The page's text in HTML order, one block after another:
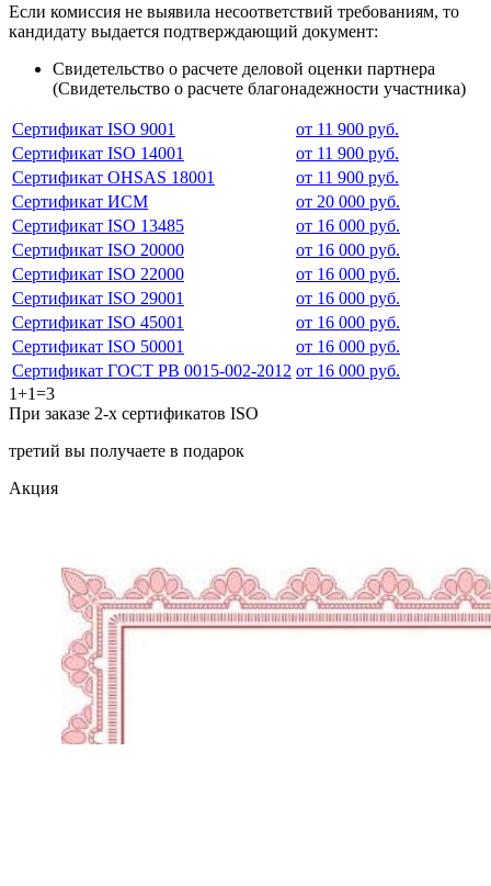
Если комиссия не выявила несоответствий требованиям, то
кандидату выдается подтверждающий документ:
Свидетельство о расчете деловой оценки партнера
(Свидетельство о расчете благонадежности участника)
Сертификат ISO 9001
от 11 900 руб.
Сертификат ISO 14001
от 11 900 руб.
Сертификат OHSAS 18001
от 11 900 руб.
Сертификат ИСМ
от 20 000 руб.
Сертификат ISO 13485
от 16 000 руб.
Сертификат ISO 20000
от 16 000 руб.
Сертификат ISO 22000
от 16 000 руб.
Сертификат ISO 29001
от 16 000 руб.
Сертификат ISO 45001
от 16 000 руб.
Сертификат ISO 50001
от 16 000 руб.
Сертификат ГОСТ РВ 0015-002-2012 от 16 000 руб.
1+1=3
При заказе 2-х сертификатов ISO
третий вы получаете в подарок
Акция